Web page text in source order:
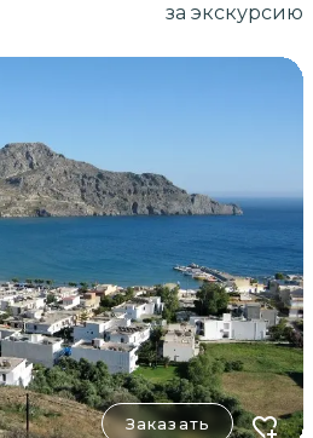
за экскурсию
Заказать